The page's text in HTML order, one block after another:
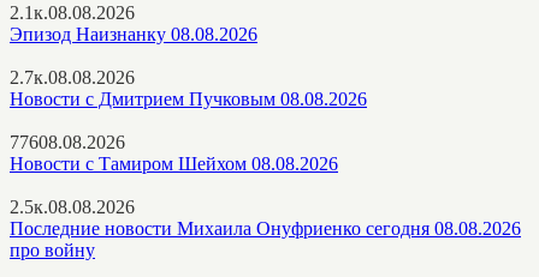
2.1к.08.08.2026
Эпизод Наизнанку 08.08.2026
2.7к.08.08.2026
Новости с Дмитрием Пучковым 08.08.2026
77608.08.2026
Новости с Тамиром Шейхом 08.08.2026
2.5к.08.08.2026
Последние новости Михаила Онуфриенко сегодня 08.08.2026
про войну